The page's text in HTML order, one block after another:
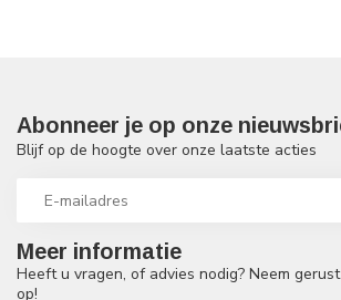
Meer informatie
Heeft u vragen, of advies nodig? Neem
op!
Abonneer je op onze
Blijf op de hoogte over onze laatste acties